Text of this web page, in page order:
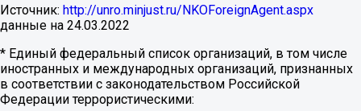
Источник: http://unro.minjust.ru/NKOForeignAgent.aspx
данные на 24.03.2022
* Единый федеральный список организаций, в том числе
иностранных и международных организаций, признанных
в соответствии с законодательством Российской
Федерации террористическими: